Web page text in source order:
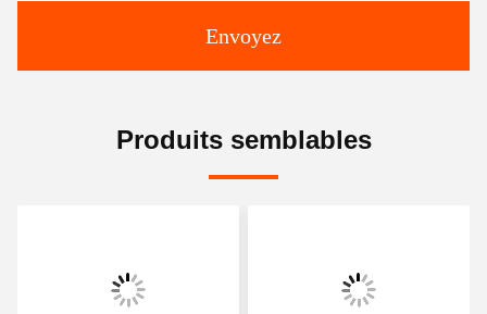
Envoyez
Produits semblables